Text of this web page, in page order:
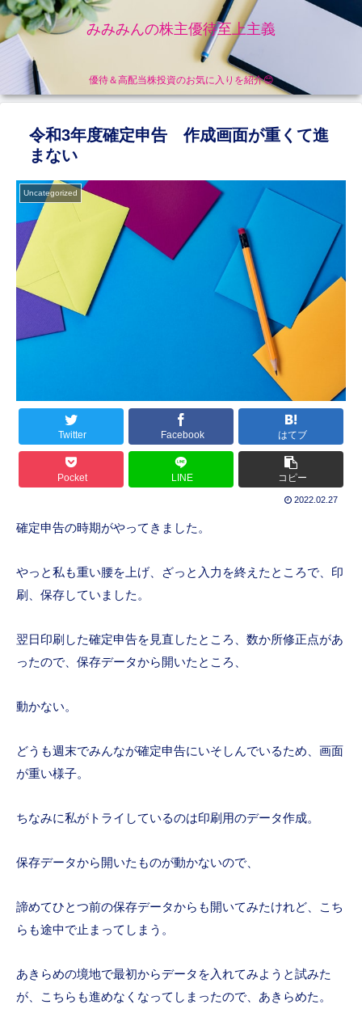
みみみんの株主優待至上主義
優待＆高配当株投資のお気に入りを紹介😊
令和3年度確定申告 作成画面が重くて進
まない
Uncategorized
Twitter Facebook はてブ
Pocket LINE コピー
2022.02.27
確定申告の時期がやってきました。
やっと私も重い腰を上げ、ざっと入力を終えたところで、印
刷、保存していました。
翌日印刷した確定申告を見直したところ、数か所修正点があ
ったので、保存データから開いたところ、
動かない。
どうも週末でみんなが確定申告にいそしんでいるため、画面
が重い様子。
ちなみに私がトライしているのは印刷用のデータ作成。
保存データから開いたものが動かないので、
諦めてひとつ前の保存データからも開いてみたけれど、こち
らも途中で止まってしまう。
あきらめの境地で最初からデータを入れてみようと試みた
が、こちらも進めなくなってしまったので、あきらめた。